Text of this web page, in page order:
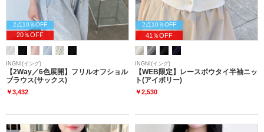
2点10％OFF
20％OFF
INGNI(イング)
【2Way／6色展開】フリルオフショル
ブラウス(サックス)
￥3,432
2点10％OFF
41％OFF
INGNI(イング)
【WEB限定】レースボウタイ半袖ニッ
ト(アイボリー)
￥2,530